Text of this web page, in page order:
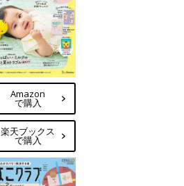
Amazon
で購入
楽天ブックス
で購入